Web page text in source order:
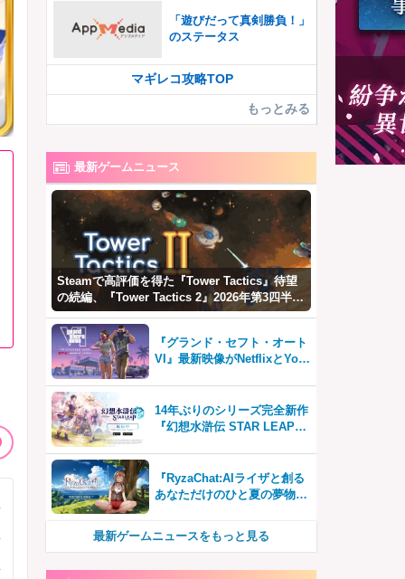
「遊びだって真剣勝負！」
のステータス
マギレコ攻略TOP
もっとみる
最新ゲームニュース
Steamで高評価を得た『Tower Tactics』待望
の続編、『Tower Tactics 2』2026年第3四半期
に早期アクセス開始
『グランド・セフト・オート
VI』最新映像がNetflixとYou
14年ぶりのシリーズ完全新作
『幻想水滸伝 STAR LEAP』
『RyzaChat:AIライザと創る
あなただけのひと夏の夢物
テムはこれまでにない新鮮な
最新ゲームニュースをもっと見る